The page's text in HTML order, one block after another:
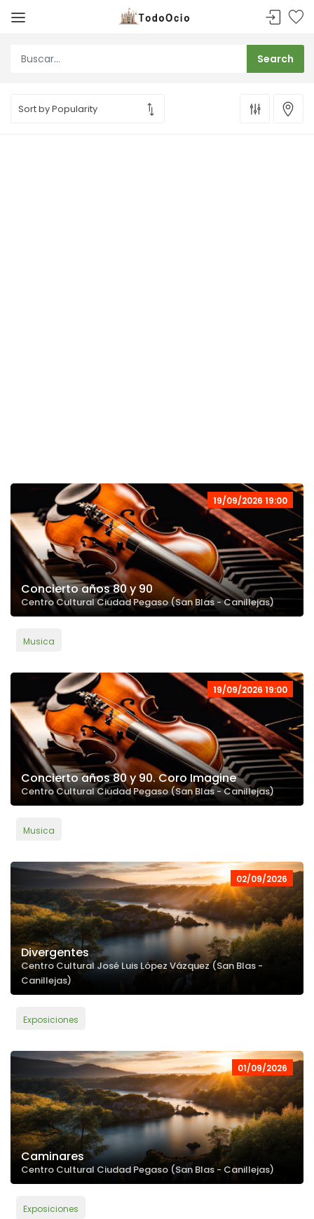
19/09/2026 19:00
Concierto años 80 y 90
Centro Cultural Ciudad Pegaso (San Blas - Canillejas)
Musica
19/09/2026 19:00
Concierto años 80 y 90. Coro Imagine
Centro Cultural Ciudad Pegaso (San Blas - Canillejas)
Musica
02/09/2026
Divergentes
Centro Cultural José Luis López Vázquez (San Blas -
Canillejas)
Exposiciones
01/09/2026
Caminares
Centro Cultural Ciudad Pegaso (San Blas - Canillejas)
Exposiciones